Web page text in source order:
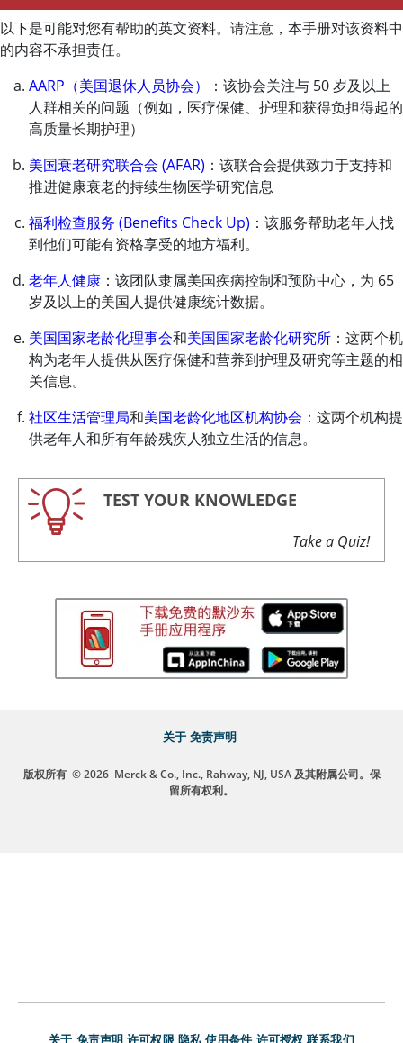
以下是可能对您有帮助的英文资料。请注意，本手册对该资料中
的内容不承担责任。
AARP（美国退休人员协会）
：该协会关注与 50 岁及以上
人群相关的问题（例如，医疗保健、护理和获得负担得起的
高质量长期护理）
美国衰老研究联合会 (AFAR) ：该联合会提供致力于支持和
推进健康衰老的持续生物医学研究信息
福利检查服务 (Benefits Check Up) ：该服务帮助老年人找
到他们可能有资格享受的地方福利。
老年人健康 ：该团队隶属美国疾病控制和预防中心，为 65
岁及以上的美国人提供健康统计数据。
美国国家老龄化理事会和美国国家老龄化研究所 ：这两个机
构为老年人提供从医疗保健和营养到护理及研究等主题的相
关信息。
社区生活管理局和美国老龄化地区机构协会 ：这两个机构提
供老年人和所有年龄残疾人独立生活的信息。
TEST YOUR KNOWLEDGE
Take a Quiz!
关于 免责声明
版权所有 © 2026 Merck & Co., Inc., Rahway, NJ, USA 及其附属公司。保
留所有权利。
关于 免责声明 许可权限 隐私 使用条件 许可授权 联系我们